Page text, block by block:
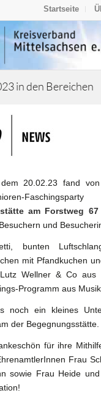
Startseite
in den Bereichen
20.02.23 fand
am Forstweg 67
und
bunten
mit Pfandkuchen
Wellner & Co aus
Programm aus
noch ein kleines
der Begegnungsstätte.
für ihre
Frau
sowie Frau Heide